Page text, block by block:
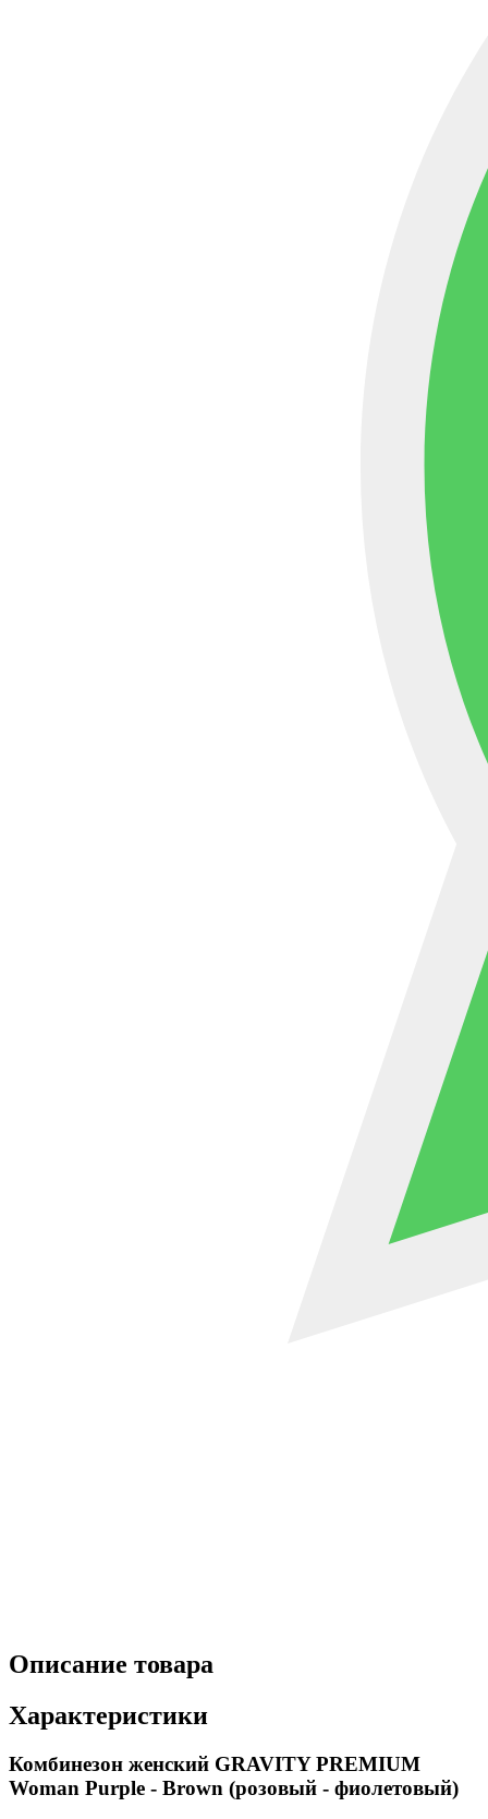
Описание товара
Характеристики
Комбинезон женский GRAVITY PREMIUM
Woman Purple - Brown (розовый - фиолетовый)